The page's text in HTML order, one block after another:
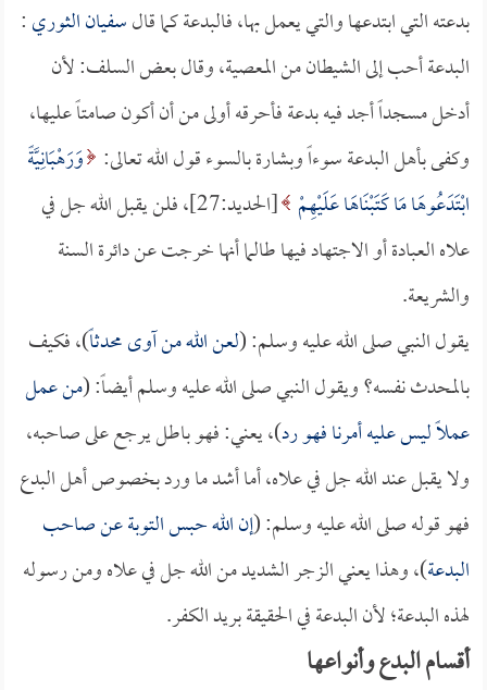
بدعته التي ابتدعها والتي يعمل بها، فالبدعة كما قالسفيان الثوري:
البدعة أحب إلى الشيطان من المعصية، وقال بعض السلف: لأن
أدخل مسجداً أجد فيه بدعة فأحرقه أولى من أن أكون صامتاً عليها،
وكفى بأهل البدعة سوءاً وبشارة بالسوء قول الله تعالى: وَرَهْبَانِيَّةً
ابْتَدَعُوهَا مَا كَتَبْنَاهَا عَلَيْهِمْ
[الحديد:27]، فلن يقبل الله جل في
علاه العبادة أو الاجتهاد فيها طالما أنها خرجت عن دائرة السنة
والشريعة.
يقول النبي صلى الله عليه وسلم: (لعن الله من آوى محدثاً)، فكيف
بالمحدث نفسه؟ ويقول النبي صلى الله عليه وسلم أيضاً: (من عمل
عملاً ليس عليه أمرنا فهو رد)، يعني: فهو باطل يرجع على صاحبه،
ولا يقبل عند الله جل في علاه، أما أشد ما ورد بخصوص أهل البدع
فهو قوله صلى الله عليه وسلم: (إن الله حبس التوبة عن صاحب
البدعة)، وهذا يعني الزجر الشديد من الله جل في علاه ومن رسوله
لهذه البدعة؛ لأن البدعة في الحقيقة بريد الكفر.
أقسام البدع وأنواعها